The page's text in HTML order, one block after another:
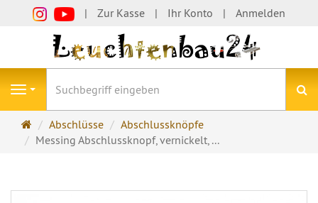
Zur Kasse Ihr Konto Anmelden
Navigation
Startseite
Abschlüsse
Abschlussknöpfe
Messing Abschlussknopf, vernickelt, ...